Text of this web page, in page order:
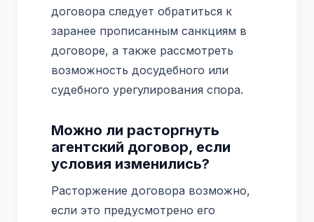
договора следует обратиться к
заранее прописанным санкциям в
договоре, а также рассмотреть
возможность досудебного или
судебного урегулирования спора.
Можно ли расторгнуть
агентский договор, если
условия изменились?
Расторжение договора возможно,
если это предусмотрено его